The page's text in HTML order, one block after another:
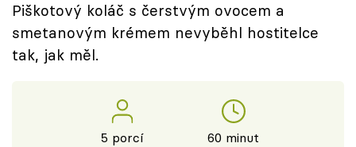
Těhotnej kuchař
Sledujte prima+
Piškotový koláč s čerstvým ovocem a
smetanovým krémem nevyběhl hostitelce
tak, jak měl.
5 porcí 60 minut